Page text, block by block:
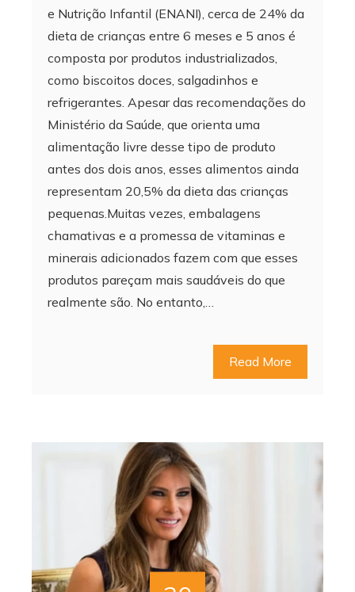
e Nutrição Infantil (ENANI), cerca de 24% da
dieta de crianças entre 6 meses e 5 anos é
composta por produtos industrializados,
como biscoitos doces, salgadinhos e
refrigerantes. Apesar das recomendações do
Ministério da Saúde, que orienta uma
alimentação livre desse tipo de produto
antes dos dois anos, esses alimentos ainda
representam 20,5% da dieta das crianças
pequenas.Muitas vezes, embalagens
chamativas e a promessa de vitaminas e
minerais adicionados fazem com que esses
produtos pareçam mais saudáveis do que
realmente são. No entanto,…
Read More